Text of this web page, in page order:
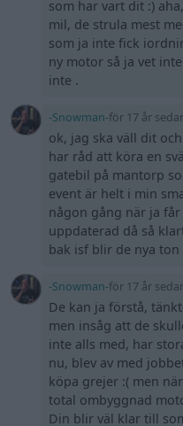
som har vart dit :)
mil, de strula mest
som ja inte fick
ny motor så ja vet
inte .
-Snowman-för 17 år
ok, jag ska väll dit
har råd att köra en
gatebil på mantorp
event är helt i min
någon gång när ja
uppdaterad då så
bak isf blir de nya
-Snowman-för 17 år
De kan ja förstå,
men insåg att de
inte alls med, har
nu, blev av med
köpa grejer :( men
total ombyggnad
Din blir väl klar till